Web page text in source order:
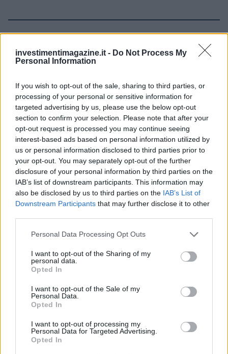
investimentimagazine.it - Do Not Process My
Personal Information
If you wish to opt-out of the sale, sharing to third parties, or
processing of your personal or sensitive information for
targeted advertising by us, please use the below opt-out
section to confirm your selection. Please note that after your
opt-out request is processed you may continue seeing
interest-based ads based on personal information utilized by
us or personal information disclosed to third parties prior to
your opt-out. You may separately opt-out of the further
disclosure of your personal information by third parties on the
IAB’s list of downstream participants. This information may
also be disclosed by us to third parties on the IAB’s List of
Downstream Participants that may further disclose it to other
Please note that this website/app uses one or more Google
not limited to your visit or usage behaviour. You may click to
grant or deny consent to Google and its third-party tags to
use your data for below specified purposes in below Google
consent section.
Personal Data Processing Opt Outs
I want to opt-out of the Sharing of my
personal data.
Opted In
I want to opt-out of the Sale of my
Personal Data.
Opted In
I want to opt-out of processing my
Personal Data for Targeted Advertising.
Opted In
Continua a leggere
FINANZIAMENTI
Aggiudicazione definitiva per prestazioni legali nel mese di
luglio 2026
FINANZIAMENTI